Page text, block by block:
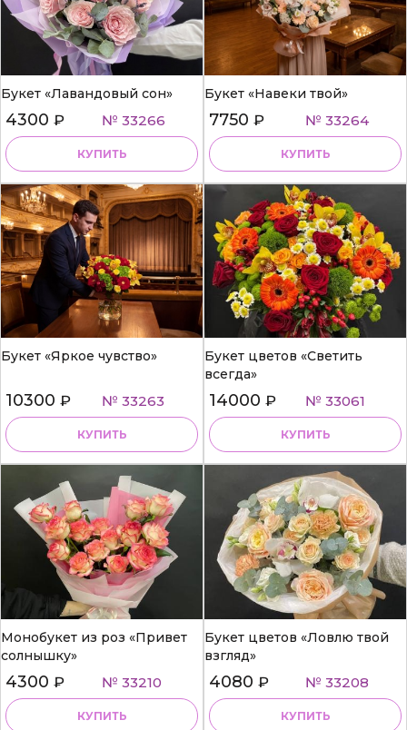
Букет «Лавандовый сон»
4300 ₽ № 33266
КУПИТЬ
Букет «Навеки твой»
7750 ₽ № 33264
КУПИТЬ
Букет «Яркое чувство»
10300 ₽ № 33263
КУПИТЬ
Букет цветов «Светить
всегда»
14000 ₽ № 33061
КУПИТЬ
Монобукет из роз «Привет
солнышку»
4300 ₽ № 33210
КУПИТЬ
Букет цветов «Ловлю твой
взгляд»
4080 ₽ № 33208
КУПИТЬ